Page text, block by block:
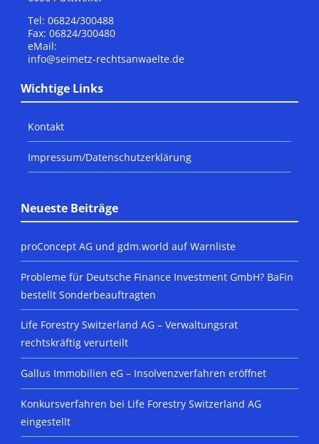
Tel: 06824/300488
Fax: 06824/300480
eMail:
info@seimetz-rechtsanwaelte.de
Wichtige Links
Kontakt
Impressum/Datenschutzerklärung
Neueste Beiträge
proConcept AG und gdm.world auf Warnliste
Probleme für Deutsche Finance Investment GmbH? BaFin
bestellt Sonderbeauftragten
Life Forestry Switzerland AG – Verwaltungsrat
rechtskräftig verurteilt
Gallus Immobilien eG – Insolvenzverfahren eröffnet
Konkursverfahren bei Life Forestry Switzerland AG
eingestellt